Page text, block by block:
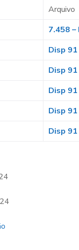
Arquivo
7.458 –
Disp 91
Disp 91
Disp
Disp
Disp